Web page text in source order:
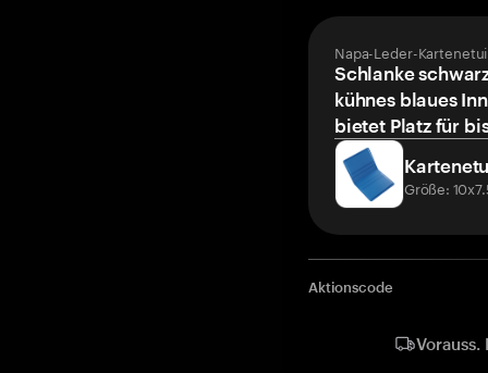
Napa-Leder-
Schlanke
kühnes blaues
bietet Platz für
Größe:
Aktionscode